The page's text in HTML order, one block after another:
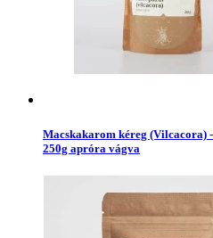
Macskakarom kéreg (Vilcacora)
250g apróra vágva